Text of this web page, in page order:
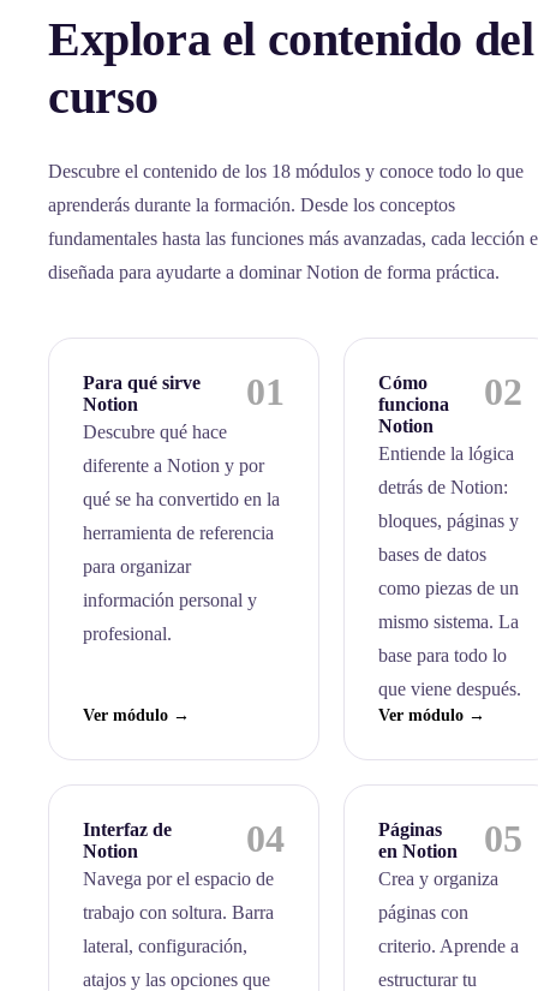
Explora el contenido del
curso
Descubre el contenido de los 18 módulos y conoce todo lo que
aprenderás durante la formación. Desde los conceptos
fundamentales hasta las funciones más avanzadas, cada lección
diseñada para ayudarte a dominar Notion de forma práctica.
Para qué sirve
Notion
01
Descubre qué hace
diferente a Notion y por
qué se ha convertido en la
herramienta de referencia
para organizar
información personal y
profesional.
Ver módulo →
Cómo
funciona
Notion
02
Entiende la lógica
detrás de Notion:
bloques, páginas y
bases de datos
como piezas de un
mismo sistema. La
base para todo lo
que viene después.
Ver módulo →
Interfaz de
Notion
04
Navega por el espacio de
trabajo con soltura. Barra
lateral, configuración,
atajos y las opciones que
Páginas
en Notion
05
Crea y organiza
páginas con
criterio. Aprende a
estructurar tu